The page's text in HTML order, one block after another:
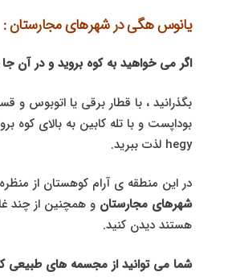
یانوس هگی در شهرهای مجارستان :
اگر می خواهید به کوه بروید و در آن جا
بگذرانید ، با قطار برقی یا اتوبوس و
hegy لذت ببرید.
در این منطقه ی آرام کوهستان از
شهرهای مجارستان و همچنین از چند
هستند دیدن کنید.
شما می توانید از مجسمه های طبیعی